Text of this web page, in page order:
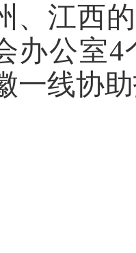
、江西
办公室4
一线协